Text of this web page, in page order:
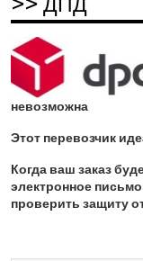
невозможна
Этот перевозчик
Когда ваш заказ
электронное
проверить защиту